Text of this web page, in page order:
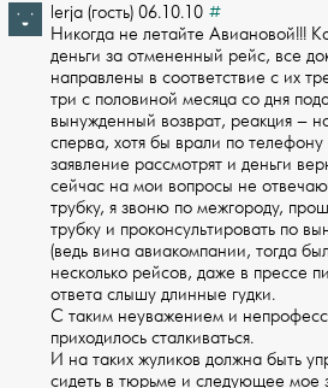
lerja (гость) 06.10.10 #
Никогда не летайте Авиановой!!!
деньги за отмененный рейс,­ все
направлены в соответствие с их
три с половиной месяца со дня
вынужденный возврат, реакция ­–
сперва, хотя бы врали по
заявление ра­ссмотрят и деньги
сейчас на мои вопросы не
трубку, я звоню по межгороду,
трубку и прок­онсультировать по
(ведь вина авиакомпании, тогда
несколько рейсов, даже в прессе
ответа слышу ­длинные гудки.
С таким неуважением и
приходилось ст­алкиваться.
И на таких жуликов должна быть
сидеть в тюрьме ­и следующее мое